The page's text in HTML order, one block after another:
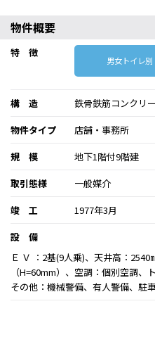
物件概要
特 徴
男女トイレ別
構 造
鉄骨鉄筋コンクリ
物件タイプ
店舗・事務所
規 模
地下1階付9階建
取引態様
一般媒介
竣 工
1977年3月
設 備
Ｅ Ｖ ：2基(9人乗)、天井高：
（H=60mm）、空調：個別空調
その他：機械警備、有人警備、駐